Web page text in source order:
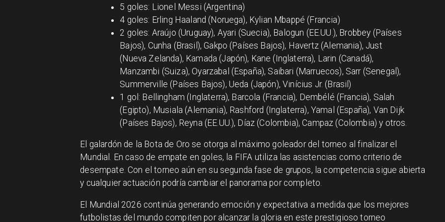
5 goles: Lionel Messi (Argentina)
4 goles: Erling Haaland (Noruega), Kylian Mbappé (Francia)
2 goles: Araújo (Uruguay), Ayari (Suecia), Balogun (EE.UU.), Brobbey (Países
Bajos), Cunha (Brasil), Gakpo (Países Bajos), Havertz (Alemania), Just
(Nueva Zelanda), Kamada (Japón), Kane (Inglaterra), Larin (Canadá),
Manzambi (Suiza), Oyarzabal (España), Saibari (Marruecos), Sarr (Senegal),
Summerville (Países Bajos), Ueda (Japón), Vinícius Jr. (Brasil)
1 gol: Bellingham (Inglaterra), Barcola (Francia), Dembélé (Francia), Salah
(Egipto), Musiala (Alemania), Rashford (Inglaterra), Yamal (España), Van Dijk
(Países Bajos), Reyna (EE.UU.), Díaz (Colombia), Campaz (Colombia) y otros.
El galardón de la Bota de Oro se otorga al máximo goleador del torneo al finalizar el
Mundial. En caso de empate en goles, la FIFA utiliza las asistencias como criterio de
desempate. Con el torneo aún en su segunda fase de grupos, la competencia sigue abierta
y cualquier actuación podría cambiar el panorama por completo.
El Mundial 2026 continúa generando emoción y expectativa a medida que los mejores
futbolistas del mundo compiten por alcanzar la gloria en este prestigioso torneo